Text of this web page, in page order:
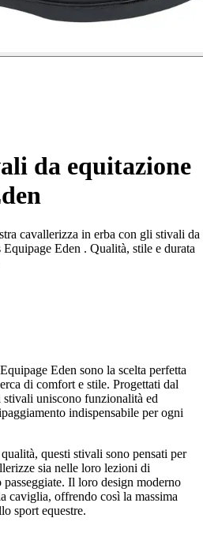
da equitazione
cavallerizza in erba con gli stivali da
Eden . Qualità, stile e durata
Eden sono la scelta perfetta
di comfort e stile. Progettati dal
uniscono funzionalità ed
indispensabile per ogni
questi stivali sono pensati per
sia nelle loro lezioni di
Il loro design moderno
caviglia, offrendo così la massima
sport equestre.